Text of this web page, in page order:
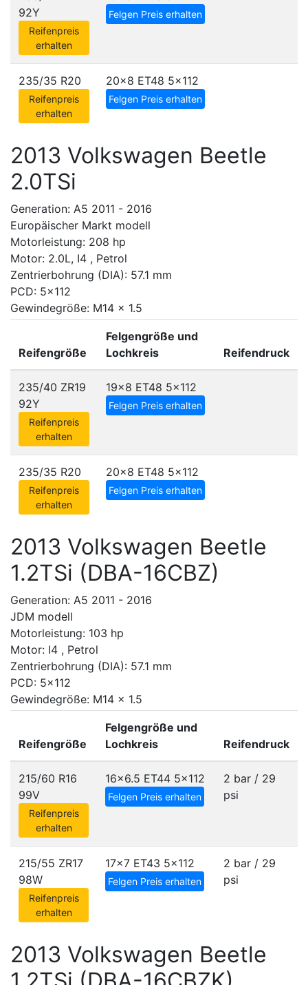
92Y
Reifenpreis
erhalten
Felgen Preis erhalten
235/35 R20
Reifenpreis
erhalten
20x8 ET48 5x112
Felgen Preis erhalten
2013 Volkswagen Beetle
2.0TSi
Generation: A5 2011 - 2016
Europäischer Markt modell
Motorleistung: 208 hp
Motor: 2.0L, I4 , Petrol
Zentrierbohrung (DIA): 57.1 mm
PCD: 5x112
Gewindegröße: M14 x 1.5
Reifengröße
Felgengröße und
Lochkreis
Reifendruck
235/40 ZR19
92Y
Reifenpreis
erhalten
19x8 ET48 5x112
Felgen Preis erhalten
235/35 R20
Reifenpreis
erhalten
20x8 ET48 5x112
Felgen Preis erhalten
2013 Volkswagen Beetle
1.2TSi (DBA-16CBZ)
Generation: A5 2011 - 2016
JDM modell
Motorleistung: 103 hp
Motor: I4 , Petrol
Zentrierbohrung (DIA): 57.1 mm
PCD: 5x112
Gewindegröße: M14 x 1.5
Reifengröße
Felgengröße und
Lochkreis
Reifendruck
215/60 R16
99V
Reifenpreis
erhalten
16x6.5 ET44 5x112
Felgen Preis erhalten
2 bar / 29
psi
215/55 ZR17
98W
Reifenpreis
erhalten
17x7 ET43 5x112
Felgen Preis erhalten
2 bar / 29
psi
2013 Volkswagen Beetle